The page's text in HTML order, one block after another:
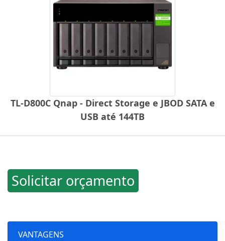
TL-D800C Qnap - Direct Storage e JBOD SATA e
USB até 144TB
Solicitar orçamento
VANTAGENS